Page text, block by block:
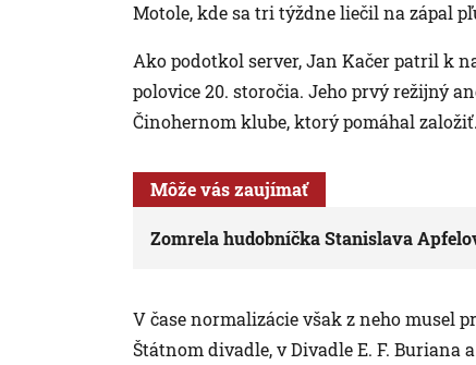
Motole, kde sa tri týždne liečil na zápal
Ako podotkol server, Jan Kačer patril k
polovice 20. storočia. Jeho prvý režijný
Činohernom klube, ktorý pomáhal založiť.
Môže vás zaujímať
Zomrela hudobníčka Stanislava
V čase normalizácie však z neho musel
Štátnom divadle, v Divadle E. F.